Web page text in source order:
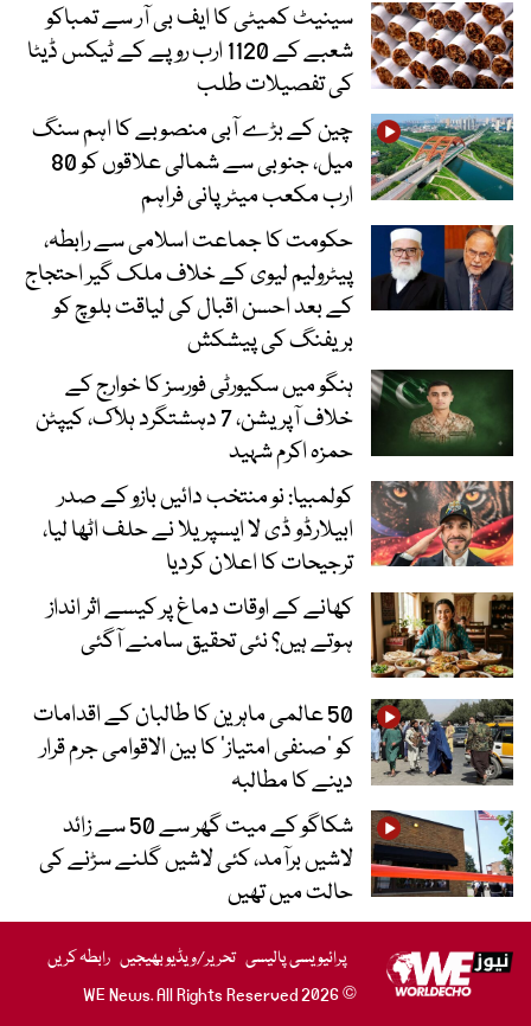
سینیٹ کمیٹی کا ایف بی آر سے تمباکو
شعبے کے 1120 ارب روپے کے ٹیکس ڈیٹا
کی تفصیلات طلب
چین کے بڑے آبی منصوبے کا اہم سنگ
میل، جنوبی سے شمالی علاقوں کو 80
ارب مکعب میٹر پانی فراہم
حکومت کا جماعت اسلامی سے رابطہ،
پیٹرولیم لیوی کے خلاف ملک گیر احتجاج
کے بعد احسن اقبال کی لیاقت بلوچ کو
بریفنگ کی پیشکش
ہنگو میں سکیورٹی فورسز کا خوارج کے
خلاف آپریشن، 7 دہشتگرد ہلاک، کیپٹن
حمزہ اکرم شہید
کولمبیا: نو منتخب دائیں بازو کے صدر
ابیلارڈو ڈی لا ایسپریلا نے حلف اٹھا لیا،
ترجیحات کا اعلان کردیا
کھانے کے اوقات دماغ پر کیسے اثر انداز
ہوتے ہیں؟ نئی تحقیق سامنے آگئی
50 عالمی ماہرین کا طالبان کے اقدامات
کو ’صنفی امتیاز‘ کا بین الاقوامی جرم قرار
دینے کا مطالبہ
شکاگو کے میت گھر سے 50 سے زائد
لاشیں برآمد، کئی لاشیں گلنے سڑنے کی
حالت میں تھیں
پرائیویسی پالیسی تحریر/ویڈیو بھیجیں رابطہ کریں
© 2026 WE News. All Rights Reserved